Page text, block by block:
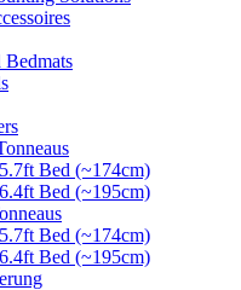
5.7ft Bed (~174cm)
6.4ft Bed (~195cm)
5.7ft Bed (~174cm)
6.4ft Bed (~195cm)